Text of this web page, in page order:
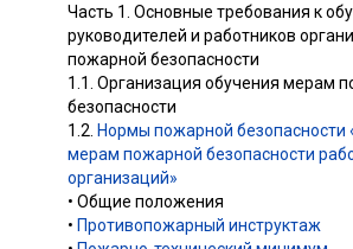
Часть 1. Основные требования к
руководителей и работников
пожарной безопасности
1.1. Организация обучения мерам
безопасности
1.2. Нормы пожарной безопасности
мерам пожарной безопасности
организаций»
• Общие положения
• Противопожарный инструктаж